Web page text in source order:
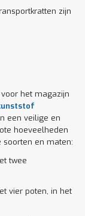
zijn
het magazijn
een veilige en
hoeveelheden
soorten en maten:
twee
vier poten, in het